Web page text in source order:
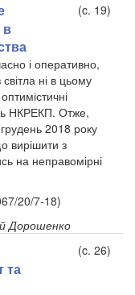
в
(c. 19)
і оперативно,
ні в цьому
НКРЕКП. Отже,
2018 року
вирішити з
на неправомірні
20/7-18)
Дорошенко
та
(c. 26)